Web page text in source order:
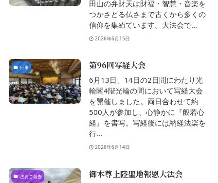
田山の弁財天は財福・智慧・音楽を
つかさどる仏さまで古くから多くの
信仰を集めています。大法会で...
2026年6月15日
行事 第96回写経大会
6月13日、14日の2日間にわたり光
輪閣4階光輪の間において写経大会
を開催しました。両日合わせて約
500人が参加し、心静かに『般若心
経』を書写。写経後には納経法楽を
行...
2026年6月14日
法要ご報告 御本尊上陸聖地報恩大法会